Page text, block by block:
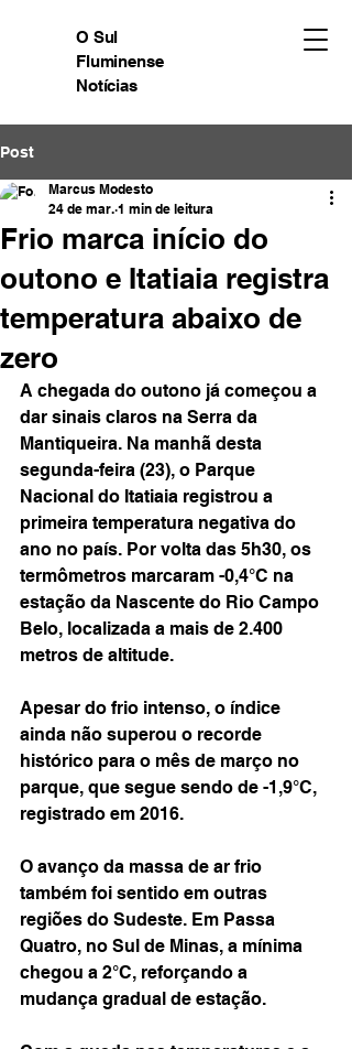
O Sul
Fluminense
Notícias
Post
Frio marca início do
outono e Itatiaia registra
temperatura abaixo de
zero
Marcus Modesto
24 de mar. 1 min de leitura
A chegada do outono já começou a
dar sinais claros na Serra da
Mantiqueira. Na manhã desta
segunda-feira (23), o Parque
Nacional do Itatiaia registrou a
primeira temperatura negativa do
ano no país. Por volta das 5h30, os
termômetros marcaram -0,4°C na
estação da Nascente do Rio Campo
Belo, localizada a mais de 2.400
metros de altitude.
Apesar do frio intenso, o índice
ainda não superou o recorde
histórico para o mês de março no
parque, que segue sendo de -1,9°C,
registrado em 2016.
O avanço da massa de ar frio
também foi sentido em outras
regiões do Sudeste. Em Passa
Quatro, no Sul de Minas, a mínima
chegou a 2°C, reforçando a
mudança gradual de estação.